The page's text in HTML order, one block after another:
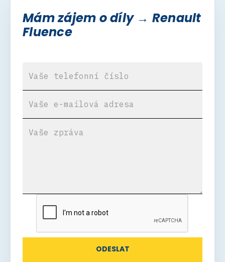
Mám zájem o díly → Renault
Fluence